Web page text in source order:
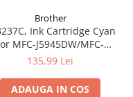
Brother
Ink Cartridge Cyan
MFC-J5945DW/MFC-
J6945DW/MFC-J6947DW
135,99 Lei
ADAUGA IN COS